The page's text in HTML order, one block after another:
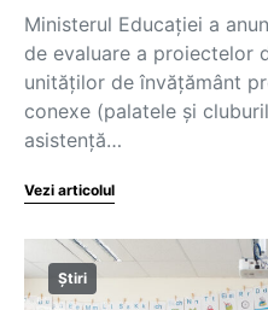
Ministerul Educației a
de evaluare a proiectelor
unităților de învățământ
conexe (palatele și
asistență…
Vezi articolul
Știri